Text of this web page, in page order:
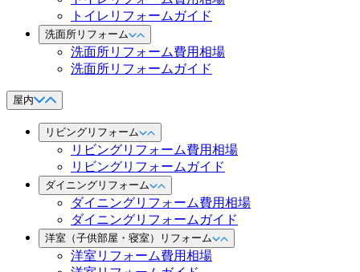
トイレリフォームガイド
洗面所リフォーム
洗面所リフォーム費用相場
洗面所リフォームガイド
屋内
リビングリフォーム
リビングリフォーム費用相場
リビングリフォームガイド
ダイニングリフォーム
ダイニングリフォーム費用相場
ダイニングリフォームガイド
洋室（子供部屋・寝室）リフォーム
洋室リフォーム費用相場